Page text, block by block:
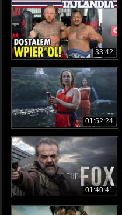
33:42
01:52:24
01:40:41